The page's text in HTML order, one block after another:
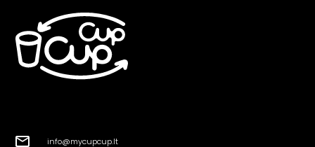
info@mycupcup.lt